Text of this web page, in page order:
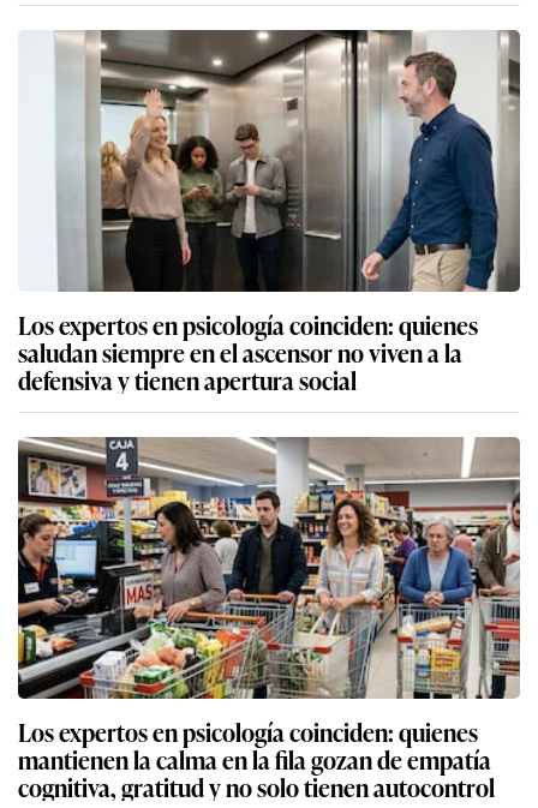
Los expertos en psicología coinciden: quienes
saludan siempre en el ascensor no viven a la
defensiva y tienen apertura social
Los expertos en psicología coinciden: quienes
mantienen la calma en la fila gozan de empatía
cognitiva, gratitud y no solo tienen autocontrol